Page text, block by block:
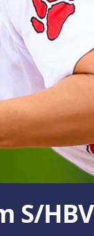
S/HBV